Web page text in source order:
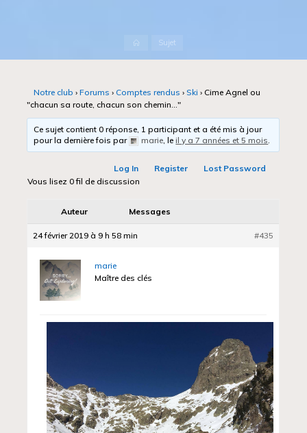
AccueilSujet
Notre club › Forums › Comptes rendus › Ski › Cime Agnel ou
"chacun sa route, chacun son chemin…"
Ce sujet contient 0 réponse, 1 participant et a été mis à jour
pour la dernière fois par
marie, leil y a 7 années et 5 mois.
Log In Register
Lost Password
Vous lisez 0 fil de discussion
Auteur Messages
24 février 2019 à 9 h 58 min #435
marie
Maître des clés